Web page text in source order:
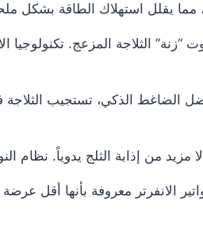
مما يقلل استهلاك الطاقة بشكل
“زنة” الثلاجة المزعج. تكنولوجيا
الضاغط الذكي، تستجيب الثلاجة
لا مزيد من إذابة الثلج يدوياً. نظام
الانفرتر معروفة بأنها أقل